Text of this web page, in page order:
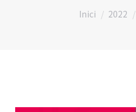
You are here:
Inici 2022